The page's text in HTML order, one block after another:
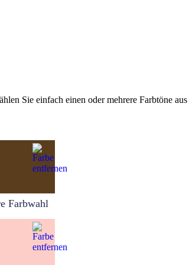
Sie einfach einen oder mehrere Farbtöne
Farbwahl